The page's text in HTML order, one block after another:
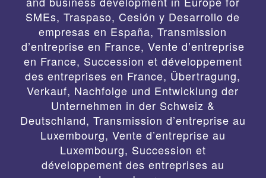
SMEs,Traspaso, Cesión y Desarrollo de
empresas en España,Transmission
d’entreprise en France, Vente d’entreprise
en France, Succession et développement
des entreprises en France, Übertragung,
Verkauf, Nachfolge und Entwicklung der
Unternehmen in der Schweiz &
Deutschland, Transmission d’entreprise au
Luxembourg, Vente d’entreprise au
Luxembourg, Succession et
développement des entreprises au